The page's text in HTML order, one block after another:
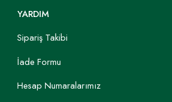
YARDIM
Sipariş Takibi
İade Formu
Hesap Numaralarımız